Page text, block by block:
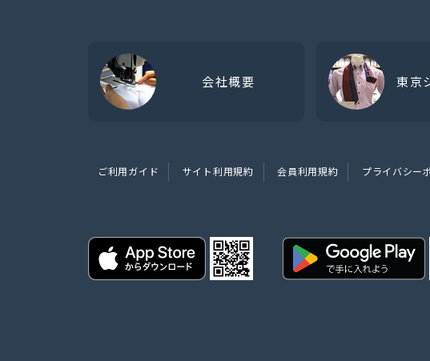
会社概要 東京
ご利用ガイド サイト利用規約 会員利用規約 プライバシー